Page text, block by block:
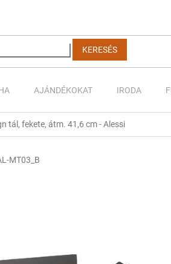
KERESÉS
AJÁNDÉKOKAT IRODA
tál, fekete, átm. 41,6 cm - Alessi
MT03_B